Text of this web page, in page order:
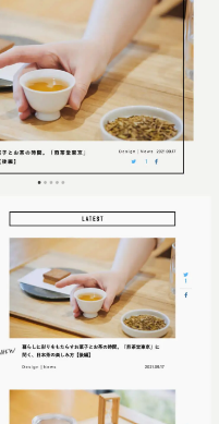
ンド
ィング
価値観
テック
デザイン
ーケティング
ール
ウェディング
・旅館
ケア
メ投資
ラ整備
ング・広告
ロジー